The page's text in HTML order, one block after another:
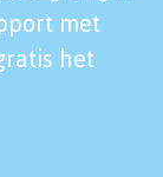
met
het